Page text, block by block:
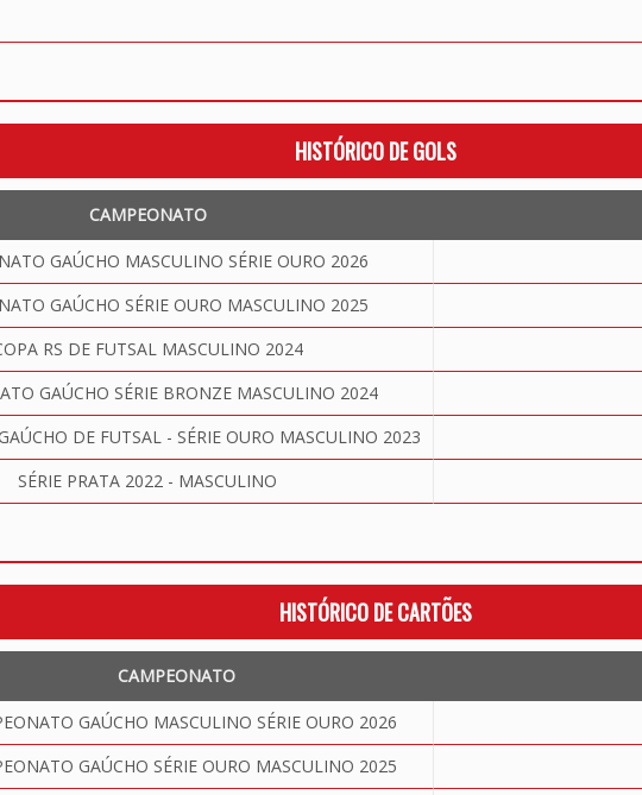
HISTÓRICO DE GOLS
CAMPEONATO
GAÚCHO MASCULINO SÉRIE OURO 2026
GAÚCHO SÉRIE OURO MASCULINO 2025
RS DE FUTSAL MASCULINO 2024
GAÚCHO SÉRIE BRONZE MASCULINO 2024
DE FUTSAL - SÉRIE OURO MASCULINO 2023
SÉRIE PRATA 2022 - MASCULINO
HISTÓRICO DE CARTÕES
CAMPEONATO
GAÚCHO MASCULINO SÉRIE OURO 2026
GAÚCHO SÉRIE OURO MASCULINO 2025